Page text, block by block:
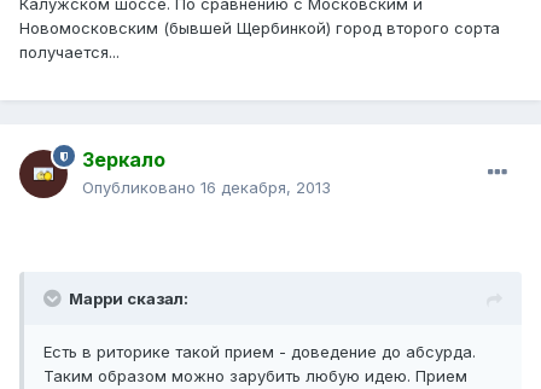
Калужском шоссе. По сравнению с Московским и
Новомосковским (бывшей Щербинкой) город второго сорта
получается...
Зеркало
Опубликовано 16 декабря, 2013
Марри сказал:
Есть в риторике такой прием - доведение до абсурда.
Таким образом можно зарубить любую идею. Прием